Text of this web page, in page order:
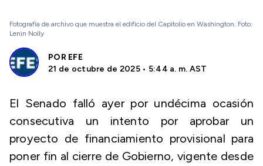
Fotografía de archivo que muestra el edificio del Capitolio en Washington. Foto:
Lenin Nolly
POR EFE
21 de octubre de 2025 • 5:44 a. m. AST
El Senado falló ayer por undécima ocasión
consecutiva un intento por aprobar un
proyecto de financiamiento provisional para
poner fin al cierre de Gobierno, vigente desde